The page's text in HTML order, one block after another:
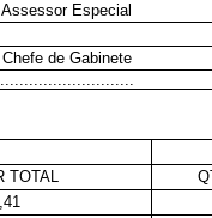
Assessor Especial
Chefe de Gabinete
TOTAL